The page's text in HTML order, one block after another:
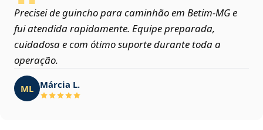
Precisei de guincho para caminhão em Betim‑MG e
fui atendida rapidamente. Equipe preparada,
cuidadosa e com ótimo suporte durante toda a
operação.
ML Márcia L.